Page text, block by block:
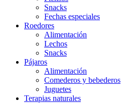
Snacks
Fechas especiales
Roedores
Alimentación
Lechos
Snacks
Pájaros
Alimentación
Comederos y bebederos
Juguetes
Terapias naturales